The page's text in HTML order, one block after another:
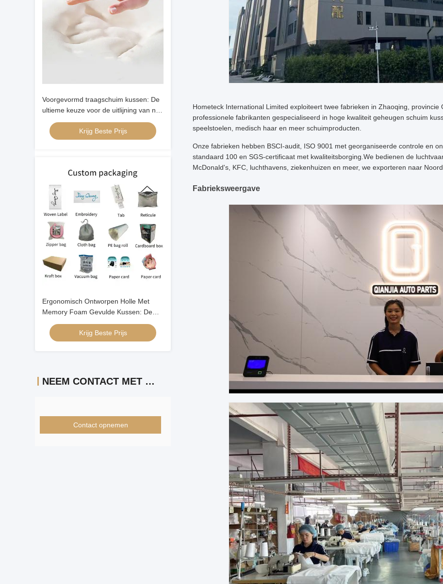
Voorgevormd traagschuim kussen: De
ultieme keuze voor de uitlijning van nek
en hoofd bij rugslapers
Krijg Beste Prijs
Ergonomisch Ontworpen Holle Met
Memory Foam Gevulde Kussen: De
Ultieme Oplossing voor een Goede
Nachtrust
Krijg Beste Prijs
NEEM CONTACT MET ONS OP
Contact opnemen
Hometeck International Limited exploiteert twee fabrieken in Zhaoqing,
professionele fabrikanten gespecialiseerd in hoge kwaliteit geheugen schuim
speelstoelen, medisch haar en meer schuimproducten.
Onze fabrieken hebben BSCI-audit, ISO 9001 met georganiseerde controle en
standaard 100 en SGS-certificaat met kwaliteitsborging.We bedienen de
McDonald's, KFC, luchthavens, ziekenhuizen en meer, we exporteren naar
Fabrieksweergave